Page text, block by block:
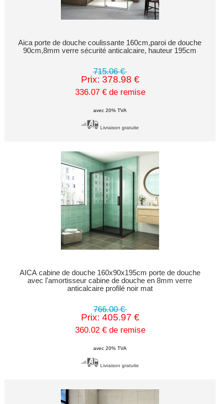
Aica porte de douche coulissante 160cm,paroi de douche
90cm,8mm verre sécurité anticalcaire, hauteur 195cm
715.06 €
Prix: 378.98 €
336.07 € de remise
avec 20% TVA
Livraison gratuite
AICA cabine de douche 160x90x195cm porte de douche
avec l'amortisseur cabine de douche en 8mm verre
anticalcaire profilé noir mat
766.00 €
Prix: 405.97 €
360.02 € de remise
avec 20% TVA
Livraison gratuite